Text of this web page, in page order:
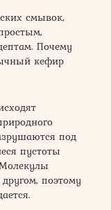
смывок,
Почему
кефир
под
пустоты
поэтому